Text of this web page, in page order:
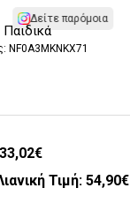
Δείτε παρόμοια
Παιδικά
NF0A3MKNKX71
33,02€
Τιμή: 54,90€